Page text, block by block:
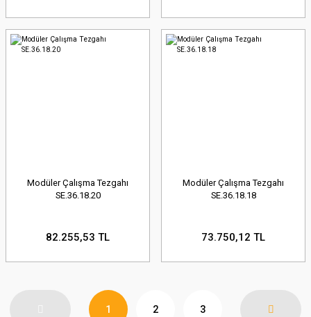
Modüler Çalışma Tezgahı
SE.36.18.20
82.255,53 TL
Modüler Çalışma Tezgahı
SE.36.18.18
73.750,12 TL
1 2 3